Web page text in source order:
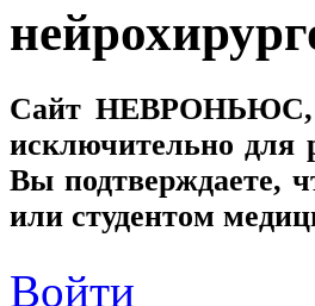
Сайт НЕВРОНЬЮС
исключительно для
Вы подтверждаете,
или студентом
Войти